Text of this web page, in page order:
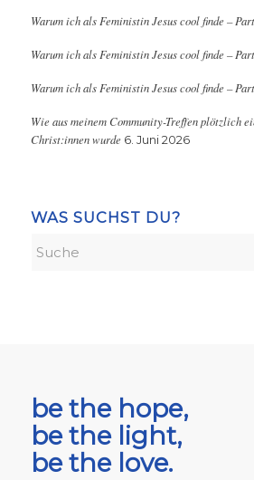
Warum ich als Feministin Jesus cool finde –
Warum ich als Feministin Jesus cool finde –
Warum ich als Feministin Jesus cool finde –
Wie aus meinem Community-Treffen plötzlich
Christ:innen wurde 6. Juni 2026
WAS SUCHST DU?
be the hope,
be the light,
be the love.